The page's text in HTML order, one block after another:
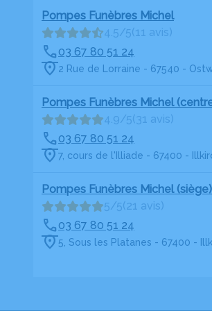
Pompes Funèbres Michel
4.5/5(11 avis)
03 67 80 51 24
2 Rue de Lorraine - 67540 -
Pompes Funèbres Michel
4.9/5(31 avis)
03 67 80 51 24
7, cours de l'Illiade - 67400 -
Pompes Funèbres Michel (siège)
5/5(21 avis)
03 67 80 51 24
5, Sous les Platanes - 67400 -